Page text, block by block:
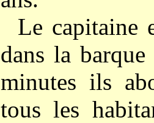
Le capitaine
dans la
minutes ils
tous les